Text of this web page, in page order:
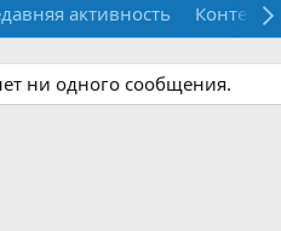
активность Контент
ни одного сообщения.